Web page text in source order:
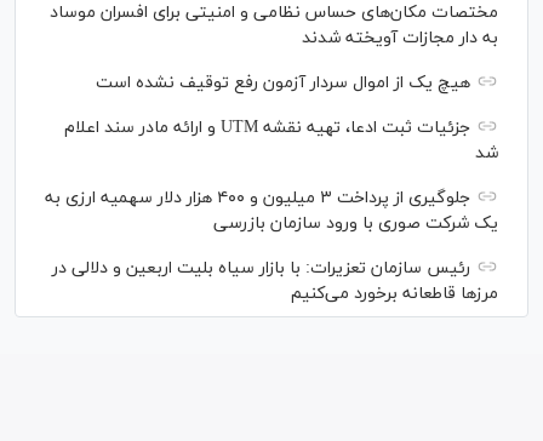
مختصات مکان‌های حساس نظامی و امنیتی برای افسران موساد
به دار مجازات آویخته شدند
هیچ یک از اموال سردار آزمون رفع توقیف نشده است
جزئیات ثبت ادعا، تهیه نقشه UTM و ارائه مادر سند اعلام
شد
جلوگیری از پرداخت ۳ میلیون و ۴۰۰ هزار دلار سهمیه ارزی به
یک شرکت صوری با ورود سازمان بازرسی
رئیس سازمان تعزیرات: با بازار سیاه بلیت اربعین و دلالی در
مرز‌ها قاطعانه برخورد می‌کنیم